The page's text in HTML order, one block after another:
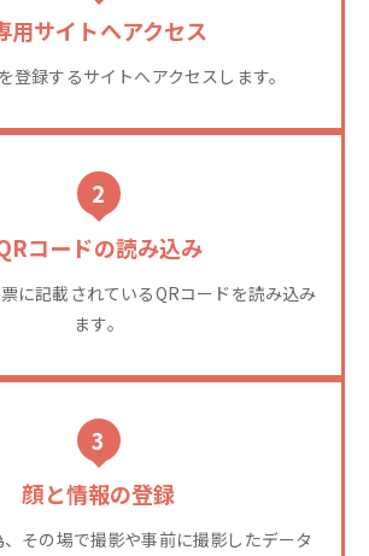
用サイトへアクセス
登録するサイトへアクセスします。
2
コードの読み込み
に記載されているQRコードを読み込み
ます。
3
顔と情報の登録
その場で撮影や事前に撮影したデータ